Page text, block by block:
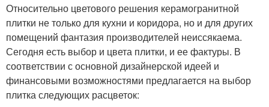
Относительно цветового решения керамогранитной
плитки не только для кухни и коридора, но и для других
помещений фантазия производителей неиссякаема.
Сегодня есть выбор и цвета плитки, и ее фактуры. В
соответствии с основной дизайнерской идеей и
финансовыми возможностями предлагается на выбор
плитка следующих расцветок: